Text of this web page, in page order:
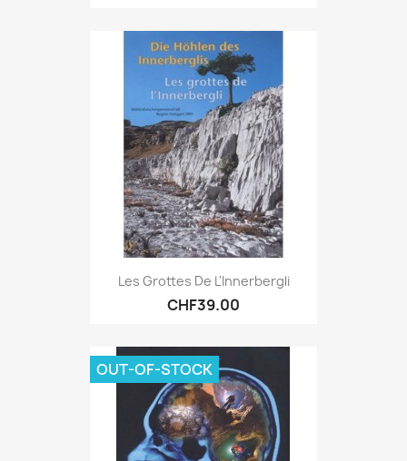
Les Grottes De L'Innerbergli
CHF39.00
OUT-OF-STOCK